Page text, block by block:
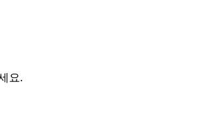
요.